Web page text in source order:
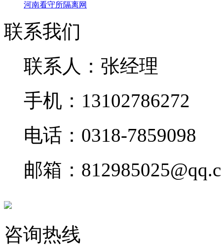
河南看守所隔离网
联系我们
联系人：张经理
手机：13102786272
电话：0318-7859098
邮箱：
咨询热线